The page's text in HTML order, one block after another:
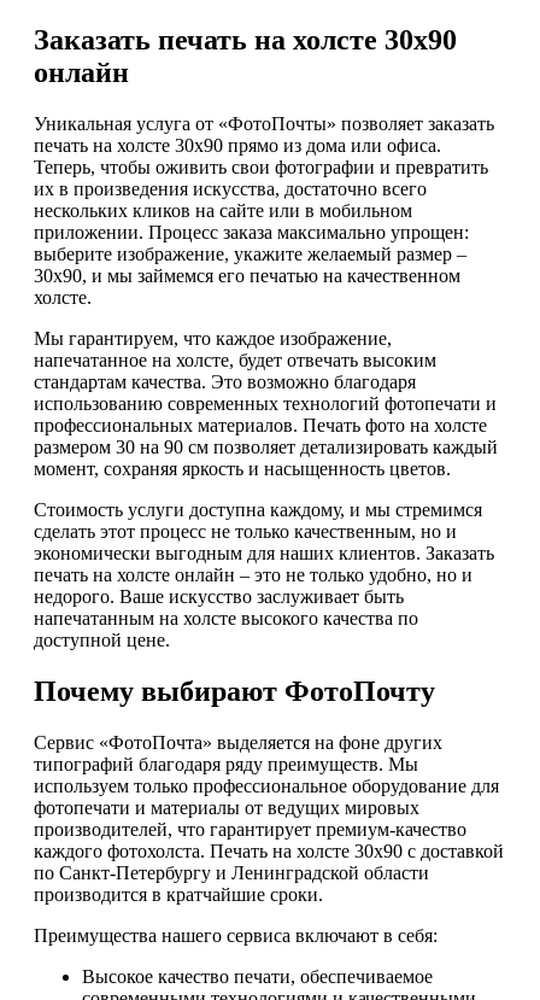
Заказать печать на холсте 30х90
онлайн
Уникальная услуга от «ФотоПочты» позволяет заказать
печать на холсте 30х90 прямо из дома или офиса.
Теперь, чтобы оживить свои фотографии и превратить
их в произведения искусства, достаточно всего
нескольких кликов на сайте или в мобильном
приложении. Процесс заказа максимально упрощен:
выберите изображение, укажите желаемый размер –
30х90, и мы займемся его печатью на качественном
холсте.
Мы гарантируем, что каждое изображение,
напечатанное на холсте, будет отвечать высоким
стандартам качества. Это возможно благодаря
использованию современных технологий фотопечати и
профессиональных материалов. Печать фото на холсте
размером 30 на 90 см позволяет детализировать каждый
момент, сохраняя яркость и насыщенность цветов.
Стоимость услуги доступна каждому, и мы стремимся
сделать этот процесс не только качественным, но и
экономически выгодным для наших клиентов. Заказать
печать на холсте онлайн – это не только удобно, но и
недорого. Ваше искусство заслуживает быть
напечатанным на холсте высокого качества по
доступной цене.
Почему выбирают ФотоПочту
Сервис «ФотоПочта» выделяется на фоне других
типографий благодаря ряду преимуществ. Мы
используем только профессиональное оборудование для
фотопечати и материалы от ведущих мировых
производителей, что гарантирует премиум-качество
каждого фотохолста. Печать на холсте 30х90 с доставкой
по Санкт-Петербургу и Ленинградской области
производится в кратчайшие сроки.
Преимущества нашего сервиса включают в себя:
Высокое качество печати, обеспечиваемое